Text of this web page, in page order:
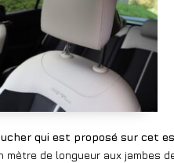
qui est proposé sur cet
mètre de longueur aux jambes